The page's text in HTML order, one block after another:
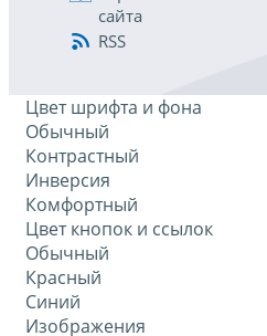
сайта
RSS
Цвет шрифта и фона
Обычный
Контрастный
Инверсия
Комфортный
Цвет кнопок и ссылок
Обычный
Красный
Синий
Изображения